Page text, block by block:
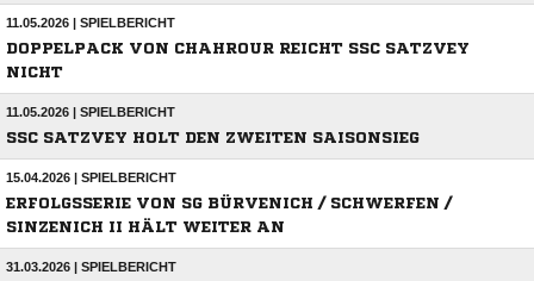
11.05.2026 | SPIELBERICHT
DOPPELPACK VON CHAHROUR REICHT SSC SATZVEY
NICHT
11.05.2026 | SPIELBERICHT
SSC SATZVEY HOLT DEN ZWEITEN SAISONSIEG
15.04.2026 | SPIELBERICHT
ERFOLGSSERIE VON SG BÜRVENICH / SCHWERFEN /
SINZENICH II HÄLT WEITER AN
31.03.2026 | SPIELBERICHT